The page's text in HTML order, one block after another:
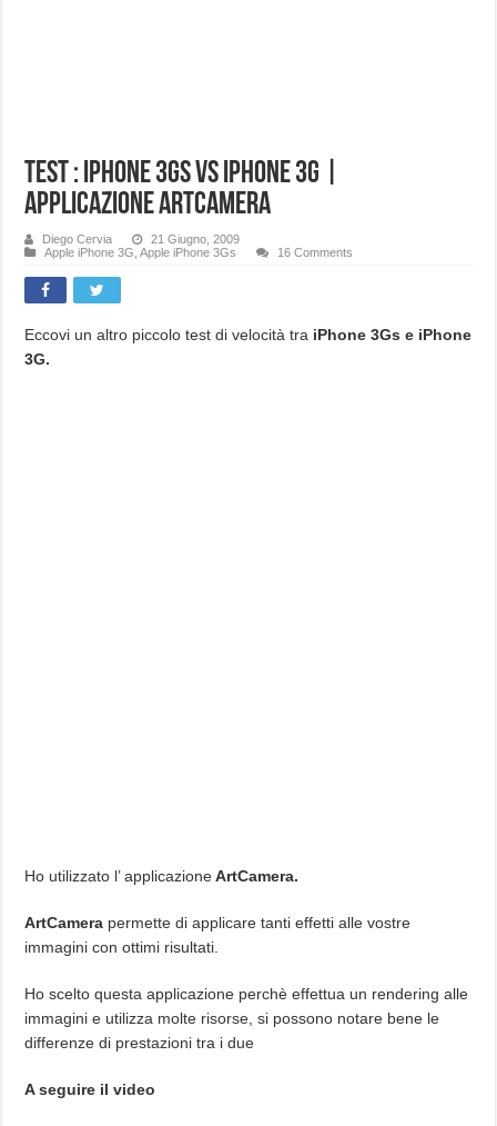
Test : iPhone 3Gs VS iPhone 3G |
applicazione ArtCamera
Diego Cervia
21 Giugno, 2009
Apple iPhone 3G ,Apple iPhone 3Gs 16 Comments
Eccovi un altro piccolo test di velocità tra iPhone 3Gs e iPhone
3G.
Ho utilizzato l’ applicazioneArtCamera.
ArtCamera permette di applicare tanti effetti alle vostre
immagini con ottimi risultati.
Ho scelto questa applicazione perchè effettua un rendering alle
immagini e utilizza molte risorse, si possono notare bene le
differenze di prestazioni tra i due
A seguire il video